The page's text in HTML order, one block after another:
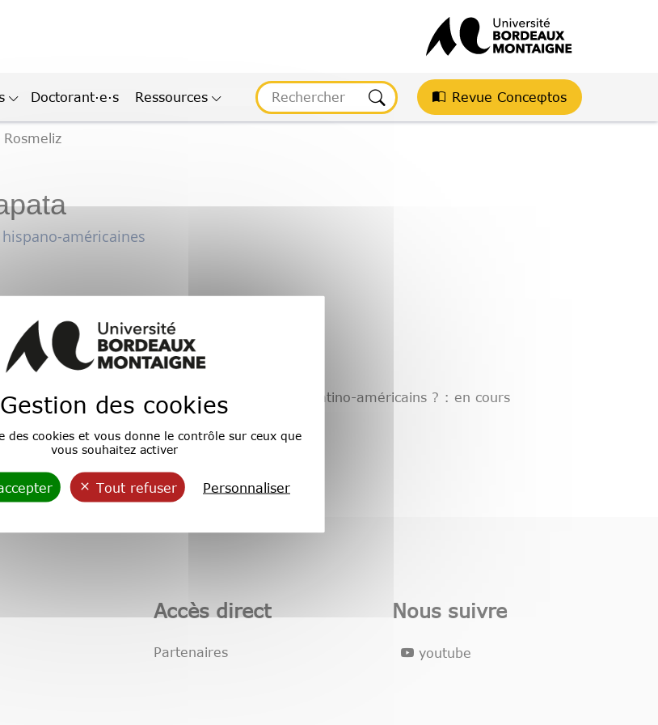
Doctorant·e·s Ressources Revue Conceφtos
américaines
XXe siècle: une construction des imaginaires latino-américains ? : en cours
Accès direct
Partenaires
Nous suivre
youtube
Gestion des cookies
des cookies et vous donne le contrôle sur ceux que
vous souhaitez activer
Tout refuser Personnaliser